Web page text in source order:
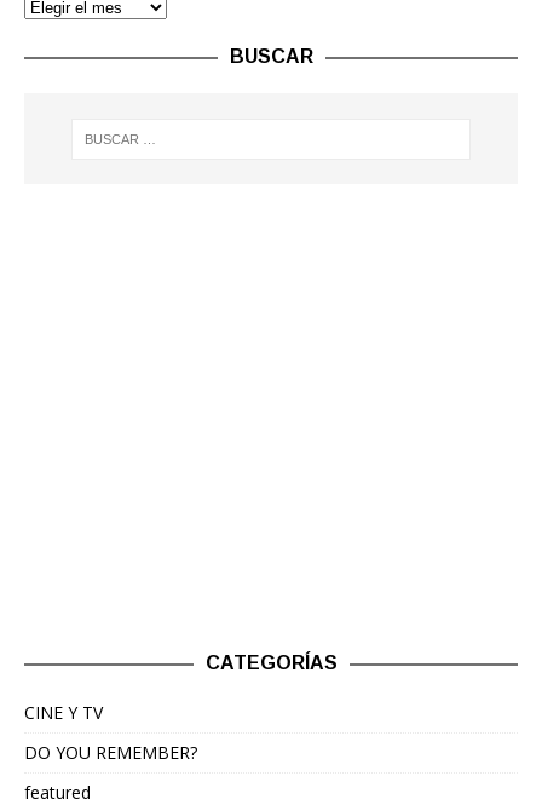
BUSCAR
CATEGORÍAS
CINE Y TV
DO YOU REMEMBER?
featured